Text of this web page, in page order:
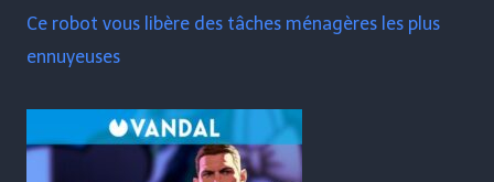
Ce robot vous libère des tâches ménagères les plus
ennuyeuses